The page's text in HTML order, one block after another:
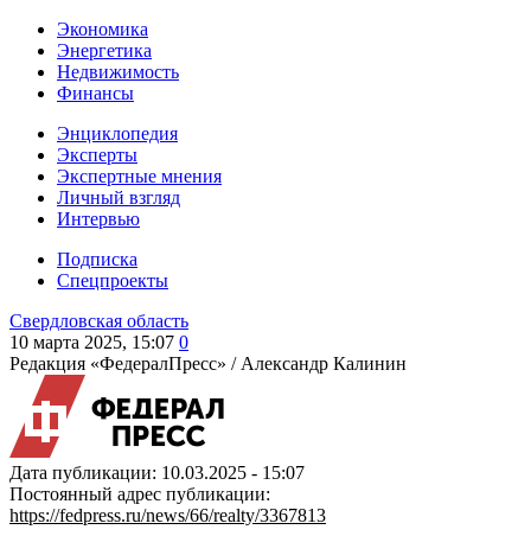
Экономика
Энергетика
Недвижимость
Финансы
Энциклопедия
Эксперты
Экспертные мнения
Личный взгляд
Интервью
Подписка
Спецпроекты
Свердловская область
10 марта 2025, 15:07 0
Редакция «ФедералПресс» / Александр Калинин
Дата публикации: 10.03.2025 - 15:07
Постоянный адрес публикации:
https://fedpress.ru/news/66/realty/3367813